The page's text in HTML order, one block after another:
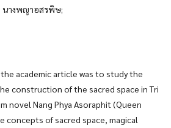
นางพญาอสรพิษ;
article was to study the
construction of the sacred space in Tri
novel Nang Phya Asoraphit (Queen
concepts of sacred space, magical